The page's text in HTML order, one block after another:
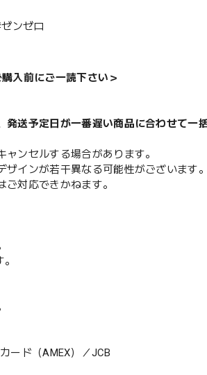
ンゼロ
購入前にご一読下さい＞
送予定日が一番遅い商品に合わせて一
ンセルする場合があります。
インが若干異なる可能性がございます。
対応できかねます。
ド（AMEX）／JCB